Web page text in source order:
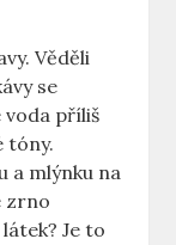
Věděli
se
voda příliš
tóny.
a mlýnku na
zrno
Je to